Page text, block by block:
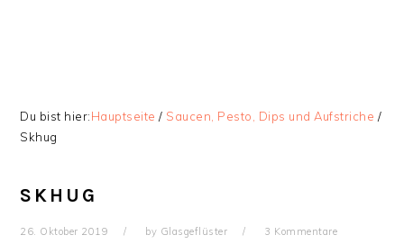
Du bist hier:Hauptseite / Saucen, Pesto, Dips und Aufstriche /
Skhug
SKHUG
26. Oktober 2019 by Glasgeflüster 3 Kommentare